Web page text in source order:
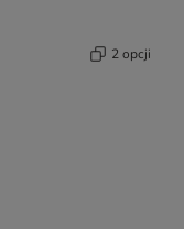
2 opcji